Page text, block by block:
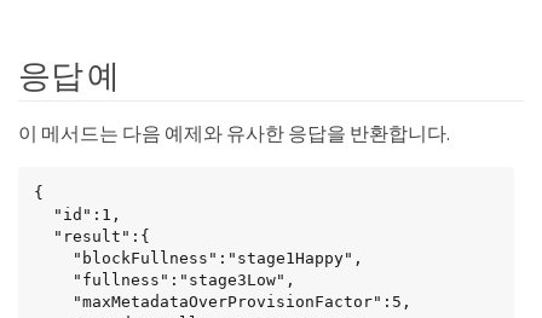
응답 예
이 메서드는 다음 예제와 유사한 응답을 반환합니다.
{